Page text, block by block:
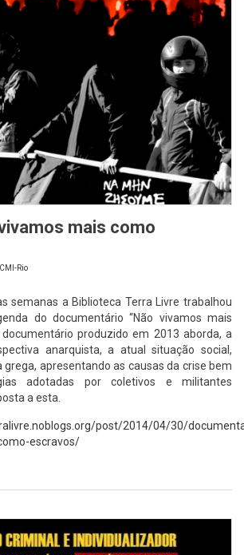
mais como
CMI-Rio
semanas a Biblioteca Terra Livre trabalhou
do documentário “Não vivamos mais
documentário produzido em 2013 aborda, a
anarquista, a atual situação social,
grega, apresentando as causas da crise bem
adotadas por coletivos e militantes
a esta.
post/2014/04/30/
escravos/